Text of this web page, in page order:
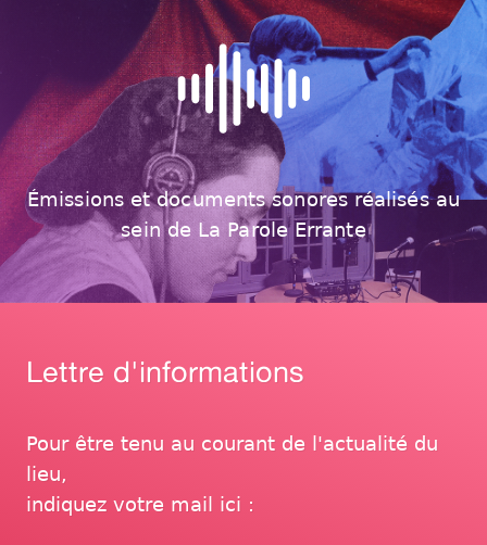
Émissions et documents sonores réalisés au
sein de La Parole Errante
Lettre d'informations
Pour être tenu au courant de l'actualité du
lieu,
indiquez votre mail ici :